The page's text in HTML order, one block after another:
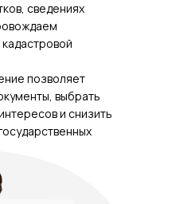
сведениях
позволяет
выбрать
и снизить